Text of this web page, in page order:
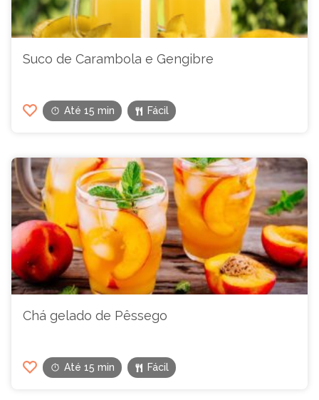
Suco de Carambola e Gengibre
Até 15 min Fácil
Chá gelado de Pêssego
Até 15 min Fácil